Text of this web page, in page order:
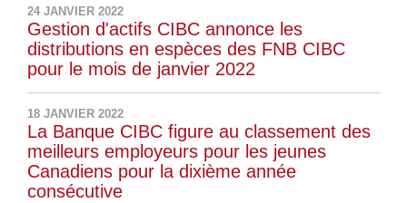
24 JANVIER 2022
Gestion d'actifs CIBC annonce les
distributions en espèces des FNB CIBC
pour le mois de janvier 2022
18 JANVIER 2022
La Banque CIBC figure au classement des
meilleurs employeurs pour les jeunes
Canadiens pour la dixième année
consécutive